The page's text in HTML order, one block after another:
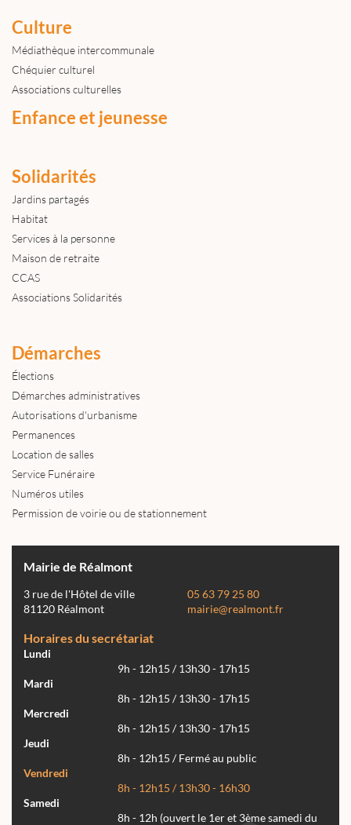
Culture
Médiathèque intercommunale
Chéquier culturel
Associations culturelles
Enfance et jeunesse
Solidarités
Jardins partagés
Habitat
Services à la personne
Maison de retraite
CCAS
Associations Solidarités
Démarches
Élections
Démarches administratives
Autorisations d'urbanisme
Permanences
Location de salles
Service Funéraire
Numéros utiles
Permission de voirie ou de stationnement
Mairie de Réalmont
3 rue de l'Hôtel de ville
81120 Réalmont
05 63 79 25 80
mairie@realmont.fr
Horaires du secrétariat
Lundi
9h - 12h15 / 13h30 - 17h15
Mardi
8h - 12h15 / 13h30 - 17h15
Mercredi
8h - 12h15 / 13h30 - 17h15
Jeudi
8h - 12h15 / Fermé au public
Vendredi
8h - 12h15 / 13h30 - 16h30
Samedi
8h - 12h (ouvert le 1er et 3ème samedi du